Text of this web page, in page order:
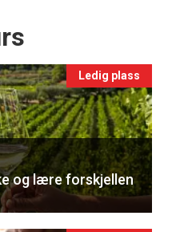
Ledig plass
og lære forskjellen